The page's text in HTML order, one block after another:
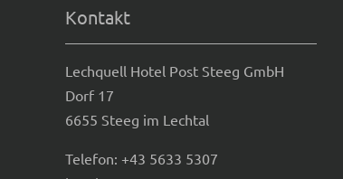
Kontakt
Lechquell Hotel Post Steeg GmbH
Dorf 17
6655 Steeg im Lechtal
Telefon: +43 5633 5307